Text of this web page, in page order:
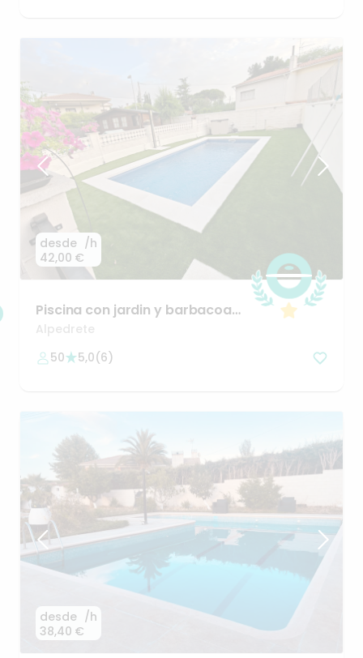
desde
42,00 €
/h
Piscina con jardin y barbacoa
a 25 minutos
Alpedrete
50
5,0(6)
desde
38,40 €
/h